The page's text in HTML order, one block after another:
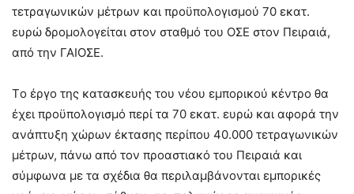
τετραγωνικών μέτρων και προϋπολογισμού 70 εκατ.
ευρώ δρομολογείται στον σταθμό του ΟΣΕ στον Πειραιά,
από την ΓΑΙΟΣΕ.
Tο έργο της κατασκευής του νέου εμπορικού κέντρο θα
έχει προϋπολογισμό περί τα 70 εκατ. ευρώ και αφορά την
ανάπτυξη χώρων έκτασης περίπου 40.000 τετραγωνικών
μέτρων, πάνω από τον προαστιακό του Πειραιά και
σύμφωνα με τα σχέδια θα περιλαμβάνονται εμπορικές